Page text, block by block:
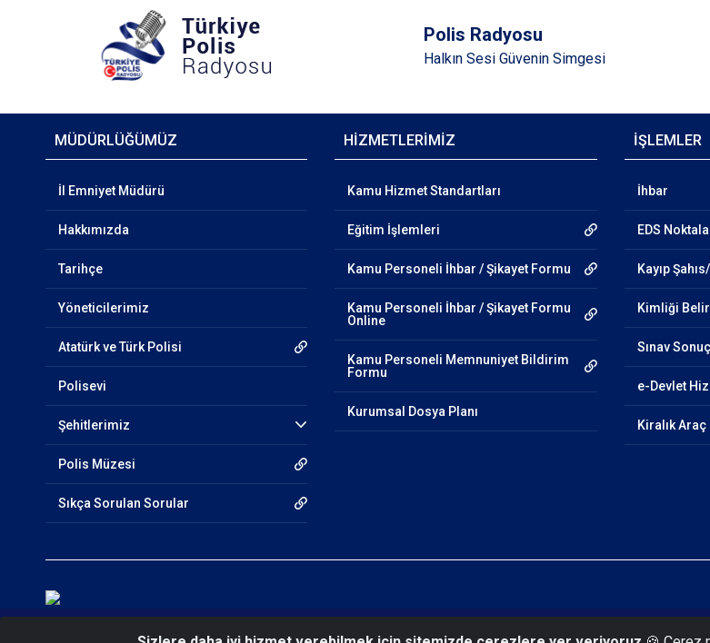
Polis Radyosu
Halkın Sesi Güvenin Simgesi
MÜDÜRLÜĞÜMÜZ
İl Emniyet Müdürü
Hakkımızda
Tarihçe
Yöneticilerimiz
Atatürk ve Türk Polisi
Polisevi
Şehitlerimiz
Polis Müzesi
Sıkça Sorulan Sorular
HİZMETLERİMİZ
Kamu Hizmet Standartları
Eğitim İşlemleri
Kamu Personeli İhbar / Şikayet Formu
Kamu Personeli İhbar / Şikayet Formu
Online
Kamu Personeli Memnuniyet Bildirim
Formu
Kurumsal Dosya Planı
İŞLEMLER
İhbar
EDS
Kayıp
Kimliği
Sınav Sonuç
e-Devlet
Kiralık
© 2026 Bitlis Emniyet Müdürlüğü